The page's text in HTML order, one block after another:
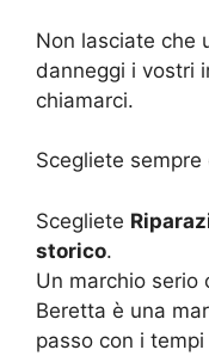
Non lasciate che
danneggi i vostri
chiamarci.
Scegliete
Scegliete
storico.
Un marchio serio
Beretta è una
passo con i